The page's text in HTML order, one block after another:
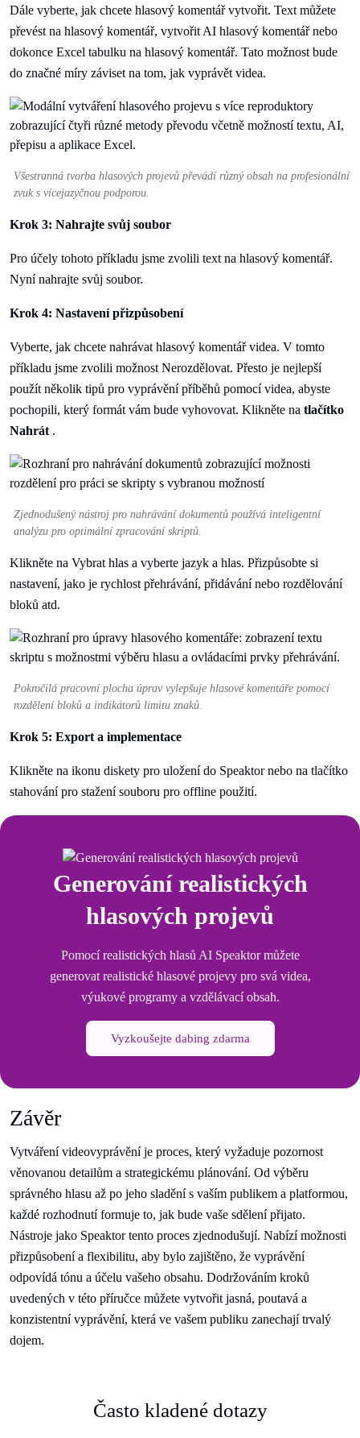
Dále vyberte, jak chcete hlasový komentář vytvořit. Text můžete
převést na hlasový komentář, vytvořit AI hlasový komentář nebo
dokonce Excel tabulku na hlasový komentář. Tato možnost bude
do značné míry záviset na tom, jak vyprávět videa.
Všestranná tvorba hlasových projevů převádí různý obsah na profesionální
zvuk s vícejazyčnou podporou.
Krok 3: Nahrajte svůj soubor
Pro účely tohoto příkladu jsme zvolili text na hlasový komentář.
Nyní nahrajte svůj soubor.
Krok 4: Nastavení přizpůsobení
Vyberte, jak chcete nahrávat hlasový komentář videa. V tomto
příkladu jsme zvolili možnost Nerozdělovat. Přesto je nejlepší
použít několik tipů pro vyprávění příběhů pomocí videa, abyste
pochopili, který formát vám bude vyhovovat. Klikněte na tlačítko
Nahrát .
Zjednodušený nástroj pro nahrávání dokumentů používá inteligentní
analýzu pro optimální zpracování skriptů.
Klikněte na Vybrat hlas a vyberte jazyk a hlas. Přizpůsobte si
nastavení, jako je rychlost přehrávání, přidávání nebo rozdělování
bloků atd.
Pokročilá pracovní plocha úprav vylepšuje hlasové komentáře pomocí
rozdělení bloků a indikátorů limitu znaků.
Krok 5: Export a implementace
Klikněte na ikonu diskety pro uložení do Speaktor nebo na tlačítko
stahování pro stažení souboru pro offline použití.
Generování realistických
hlasových projevů
Pomocí realistických hlasů AI Speaktor můžete
generovat realistické hlasové projevy pro svá videa,
výukové programy a vzdělávací obsah.
Vyzkoušejte dabing zdarma
Závěr
Vytváření videovyprávění je proces, který vyžaduje pozornost
věnovanou detailům a strategickému plánování. Od výběru
správného hlasu až po jeho sladění s vaším publikem a platformou,
každé rozhodnutí formuje to, jak bude vaše sdělení přijato.
Nástroje jako Speaktor tento proces zjednodušují. Nabízí možnosti
přizpůsobení a flexibilitu, aby bylo zajištěno, že vyprávění
odpovídá tónu a účelu vašeho obsahu. Dodržováním kroků
uvedených v této příručce můžete vytvořit jasná, poutavá a
konzistentní vyprávění, která ve vašem publiku zanechají trvalý
dojem.
Často kladené dotazy